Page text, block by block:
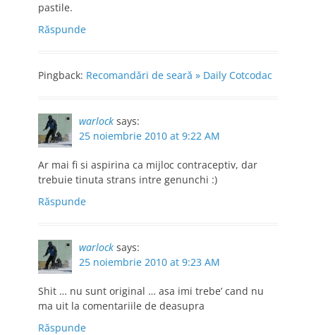
pastile.
Răspunde
Pingback: Recomandări de seară » Daily Cotcodac
warlock says:
25 noiembrie 2010 at 9:22 AM
Ar mai fi si aspirina ca mijloc contraceptiv, dar
trebuie tinuta strans intre genunchi :)
Răspunde
warlock says:
25 noiembrie 2010 at 9:23 AM
Shit … nu sunt original … asa imi trebe’ cand nu
ma uit la comentariile de deasupra
Răspunde